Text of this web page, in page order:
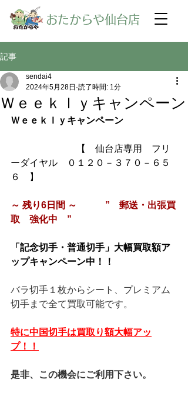
​おたからや仙台店
記事
Ｗｅｅｋｌｙキャンペーン
sendai4
2024年5月28日 読了時間: 1分
Ｗｅｅｋｌｙキャンペーン
【　仙台店専用　フリ
ーダイヤル　０１２０－３７０－６５
６　】
～ 残り6日間 ～　　　”　郵送・出張買
取　強化中　”
「記念切手・普通切手」大幅買取額ア
ップキャンペーン中！！
バラ切手１枚からシート、プレミアム
切手まで全て買取可能です。
特に中国切手は買取り額大幅アッ
プ！！
是非、この機会にご利用下さい。